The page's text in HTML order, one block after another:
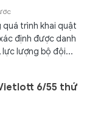
quá trình khai quật
định được danh
lực lượng bộ đội...
6/55 thứ